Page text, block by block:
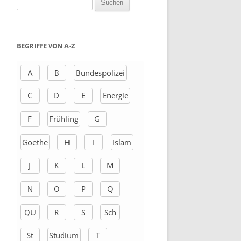
h
h
BEGRIFFE VON A-Z
A B Bundespolizei
C D E Energie
F Frühling G
Goethe H I Islam
J K L M
N O P Q
QU R S Sch
St Studium T